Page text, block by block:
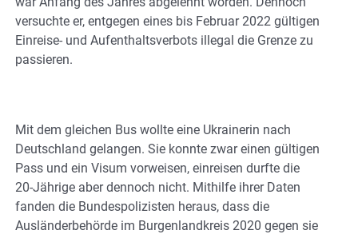
versuchte er, entgegen eines bis Februar 2022 gültigen
Einreise- und Aufenthaltsverbots illegal die Grenze zu
passieren.
Mit dem gleichen Bus wollte eine Ukrainerin nach
Deutschland gelangen. Sie konnte zwar einen gültigen
Pass und ein Visum vorweisen, einreisen durfte die
20-Jährige aber dennoch nicht. Mithilfe ihrer Daten
fanden die Bundespolizisten heraus, dass die
Ausländerbehörde im Burgenlandkreis 2020 gegen sie